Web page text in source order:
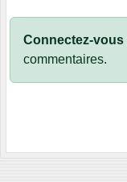
Connectez-vous
commentaires.